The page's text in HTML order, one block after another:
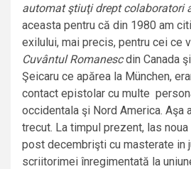
automat ştiuţi drept colaboratori
aceasta pentru că din 1980 am
exilului, mai precis, pentru cei ce
Cuvântul Romanescdin Canada şi
Şeicaru ce apărea la München,
contact epistolar cu multe
occidentala şi Nord America. Aşa
trecut. La timpul prezent, las
post decembrişti cu masterate in
scriitorimei înregimentată la